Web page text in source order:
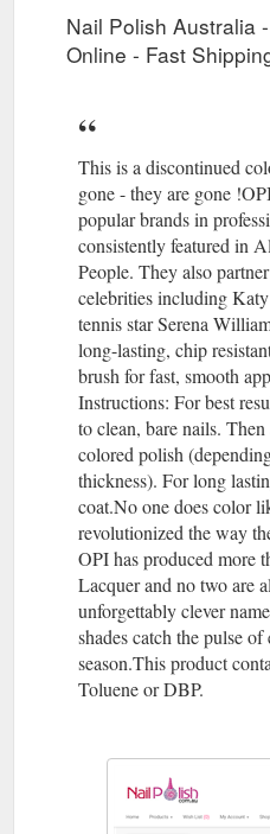
Nail Polish Australia
Online - Fast
This is a discontinued
gone - they are gone
popular brands in
consistently featured in
People. They also
celebrities including
tennis star Serena
long-lasting, chip
brush for fast, smooth
Instructions: For best
to clean, bare nails.
colored polish
thickness). For long
coat.No one does color
revolutionized the way
OPI has produced more
Lacquer and no two are
unforgettably clever
shades catch the pulse
season.This product
Toluene or DBP.